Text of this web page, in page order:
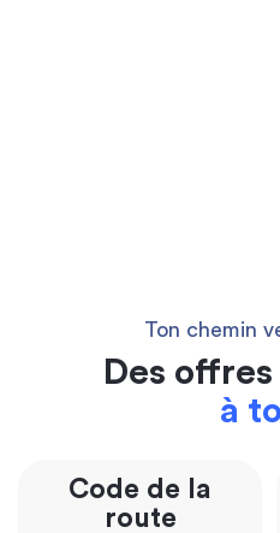
Ton chemin
Des
à
Code de la
route